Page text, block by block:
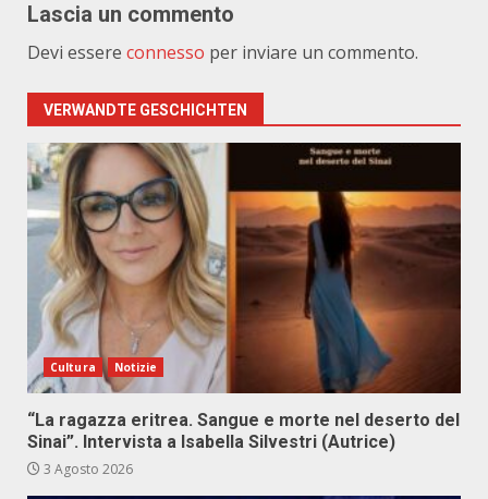
Lascia un commento
Devi essere connesso per inviare un commento.
VERWANDTE GESCHICHTEN
Cultura Notizie
“La ragazza eritrea. Sangue e morte nel deserto del
Sinai”. Intervista a Isabella Silvestri (Autrice)
3 Agosto 2026